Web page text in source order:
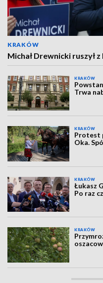
KRAKÓW
Michał Drewnicki ruszył
KRAKÓW
Trwa
KRAKÓW
Protest
Oka.
KRAKÓW
Łukasz
Po raz
KRAKÓW